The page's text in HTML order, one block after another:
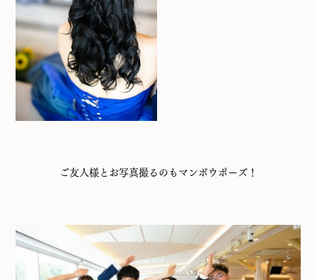
ご友人様とお写真撮るのもマンボウポーズ！